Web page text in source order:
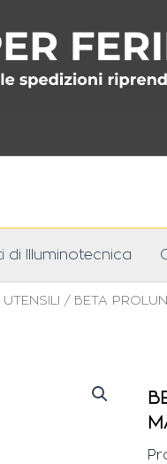
di Illuminotecnica
UTENSILI / BETA